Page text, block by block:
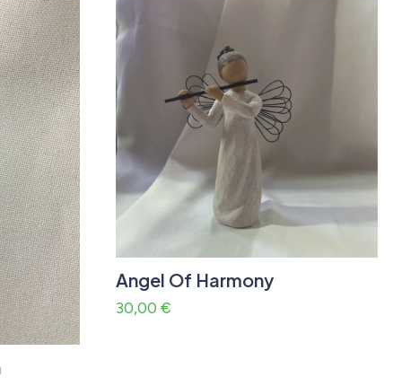
Angel Of Harmony
30,00 €